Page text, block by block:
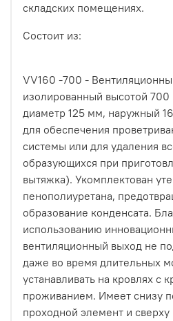
складских помещениях.
Состоит из:
VV160 -700 -
изолированный высотой
диаметр 125 мм, наружный
для обеспечения
системы или для удаления
образующихся при
вытяжка). Укомплектован
пенополиуретана,
образование конденсата.
использованию
вентиляционный выход не
даже во время длительных
устанавливать на кровлях с
проживанием. Имеет снизу
проходной элемент и